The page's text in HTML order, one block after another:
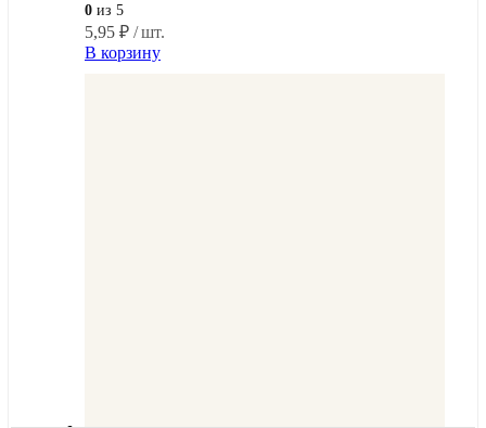
0 из 5
5,95 ₽ / шт.
В корзину